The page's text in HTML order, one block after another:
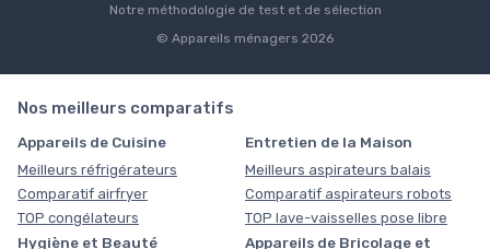
Notre méthodologie de test et de sélection
© Appareils ménagers 2026
Nos meilleurs comparatifs
Appareils de Cuisine
Meilleurs réfrigérateurs
Comparatif airfryer
TOP congélateurs
Entretien de la Maison
Meilleurs aspirateurs balais
Comparatif aspirateurs robots
TOP lave-vaisselles pose libre
Hygiène et Beauté
Appareils de Bricolage et